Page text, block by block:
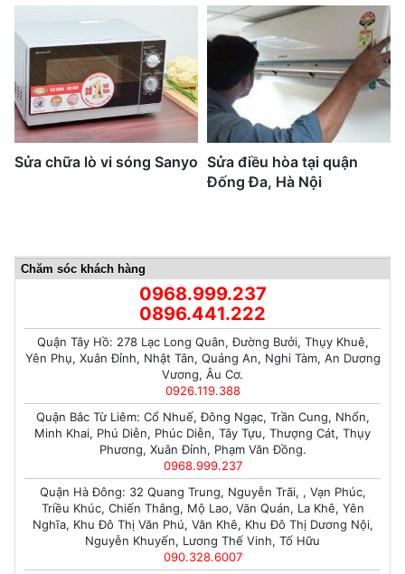
Sửa chữa lò vi sóng Sanyo Sửa điều hòa tại quận
Đống Đa, Hà Nội
Chăm sóc khách hàng
0968.999.237
0896.441.222
Quận Tây Hồ: 278 Lạc Long Quân, Đường Bưởi, Thụy Khuê,
Yên Phụ, Xuân Đỉnh, Nhật Tân, Quảng An, Nghi Tàm, An Dương
Vương, Âu Cơ.
0926.119.388
Quận Bắc Từ Liêm: Cổ Nhuế, Đông Ngạc, Trần Cung, Nhổn,
Minh Khai, Phú Diễn, Phúc Diễn, Tây Tựu, Thượng Cát, Thụy
Phương, Xuân Đỉnh, Phạm Văn Đồng.
0968.999.237
Quận Hà Đông: 32 Quang Trung, Nguyễn Trãi, , Vạn Phúc,
Triều Khúc, Chiến Thắng, Mộ Lao, Văn Quán, La Khê, Yên
Nghĩa, Khu Đô Thị Văn Phú, Văn Khê, Khu Đô Thị Dương Nội,
Nguyễn Khuyến, Lương Thế Vinh, Tố Hữu
090.328.6007